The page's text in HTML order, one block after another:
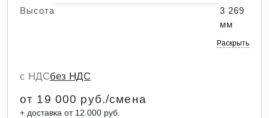
Высота
3 269
мм
Раскрыть
с НДСбез НДС
от 19 000 руб./смена
+ доставка от 12 000 руб.